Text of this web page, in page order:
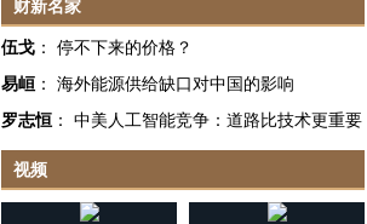
财新名家
伍戈 ： 停不下来的价格？
易峘 ： 海外能源供给缺口对中国的影响
罗志恒 ： 中美人工智能竞争：道路比技术更重要
视频